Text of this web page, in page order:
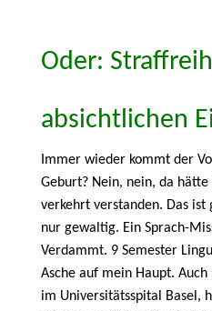
Oder:
absichtlichen
Immer wieder kommt der
Geburt? Nein, nein, da
verkehrt verstanden. Das ist
nur gewaltig. Ein Sprach-
Verdammt. 9 Semester
Asche auf mein Haupt.
im Universitätsspital Basel,